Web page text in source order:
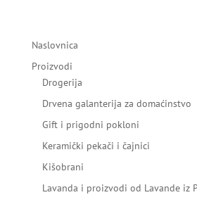
Naslovnica
Proizvodi
Drogerija
Drvena galanterija za domaćinstvo
Gift i prigodni pokloni
Keramički pekači i čajnici
Kišobrani
Lavanda i proizvodi od Lavande iz